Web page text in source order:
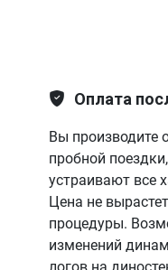
Оплата
Вы производите
пробной
устраивают все
Цена не
процедуры.
изменений